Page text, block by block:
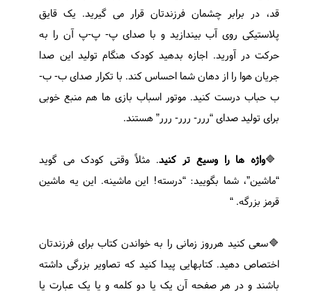
قد، در برابر چشمان فرزندتان قرار می گیرید. یک قایق
پلاستیکی روی آب بیندازید و با صدای پ- پ-پ آن را به
حرکت در آورید. اجازه بدهید کودک هنگام تولید این صدا
جریان هوا را از دهان شما احساس کند. با تکرار صدای ب- ب-
ب حباب درست کنید. موتور اسباب بازی ها هم منبع خوبی
برای تولید صدای “ررر- ررر- ررر” هستند.
🔷واژه ها را وسیع تر کنید. مثلاً وقتی کودک می گوید
“ماشین”، شما بگویید: “درسته! این ماشینه. این یه ماشین
قرمز بزرگه. “
🔷سعی کنید هرروز زمانی را به خواندن کتاب برای فرزندتان
اختصاص دهید. کتابهایی پیدا کنید که تصاویر بزرگی داشته
باشند و در هر صفحه آن یک یا دو کلمه و یا یک عبارت یا